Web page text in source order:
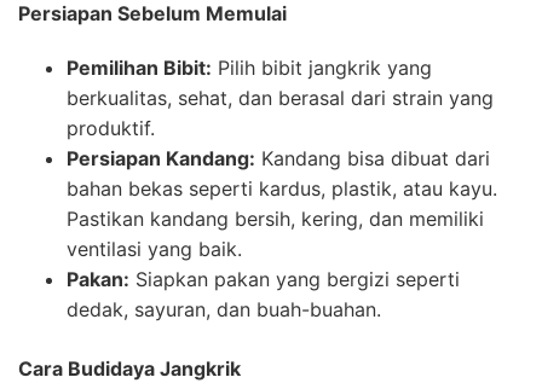
Persiapan Sebelum Memulai
Pemilihan Bibit: Pilih bibit jangkrik yang
berkualitas, sehat, dan berasal dari strain yang
produktif.
Persiapan Kandang: Kandang bisa dibuat dari
bahan bekas seperti kardus, plastik, atau kayu.
Pastikan kandang bersih, kering, dan memiliki
ventilasi yang baik.
Pakan: Siapkan pakan yang bergizi seperti
dedak, sayuran, dan buah-buahan.
Cara Budidaya Jangkrik